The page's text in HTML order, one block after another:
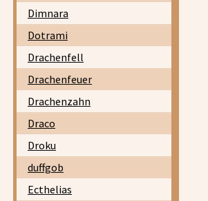
Dimnara
Dotrami
Drachenfell
Drachenfeuer
Drachenzahn
Draco
Droku
duffgob
Ecthelias